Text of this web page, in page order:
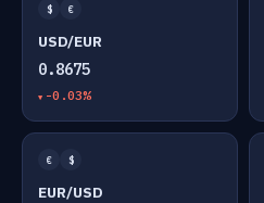
$ €
USD/EUR
0.8675
-0.03%
€ $
EUR/USD